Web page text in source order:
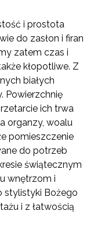
i prostota
do zasłon i firan
zatem czas i
kłopotliwe. Z
białych
Powierzchnię
ich trwa
organzy, woalu
pomieszczenie
do potrzeb
świątecznym
wnętrzom i
stylistyki Bożego
i z łatwością